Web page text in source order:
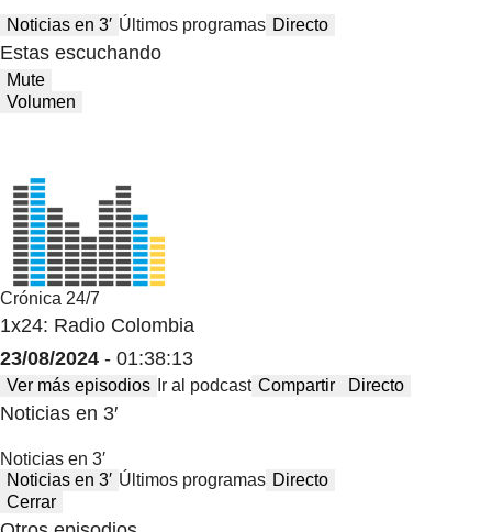
Noticias en 3′ Últimos programas Directo
Estas escuchando
Mute
Volumen
Crónica 24/7
1x24: Radio Colombia
23/08/2024 - 01:38:13
Ver más episodios Ir al podcast Compartir Directo
Noticias en 3′
Noticias en 3′
Noticias en 3′ Últimos programas Directo
Cerrar